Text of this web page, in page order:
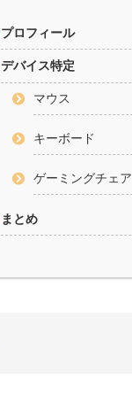
プロフィール
デバイス特定
マウス
キーボード
ゲーミングチェア
まとめ